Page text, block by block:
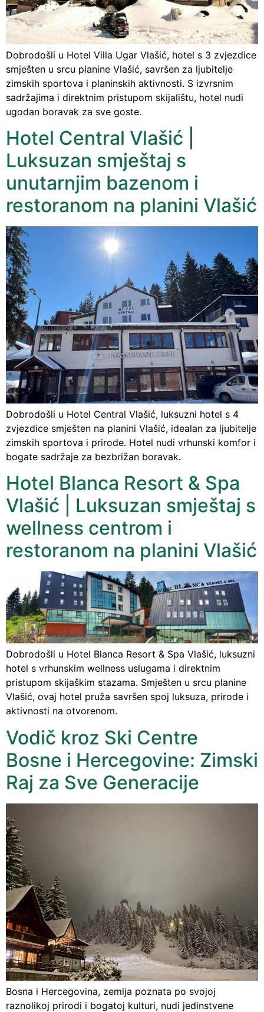
Dobrodošli u Hotel Villa Ugar Vlašić, hotel s 3 zvjezdice
smješten u srcu planine Vlašić, savršen za ljubitelje
zimskih sportova i planinskih aktivnosti. S izvrsnim
sadržajima i direktnim pristupom skijalištu, hotel nudi
ugodan boravak za sve goste.
Hotel Central Vlašić |
Luksuzan smještaj s
unutarnjim bazenom i
restoranom na planini Vlašić
Dobrodošli u Hotel Central Vlašić, luksuzni hotel s 4
zvjezdice smješten na planini Vlašić, idealan za ljubitelje
zimskih sportova i prirode. Hotel nudi vrhunski komfor i
bogate sadržaje za bezbrižan boravak.
Hotel Blanca Resort & Spa
Vlašić | Luksuzan smještaj s
wellness centrom i
restoranom na planini Vlašić
Dobrodošli u Hotel Blanca Resort & Spa Vlašić, luksuzni
hotel s vrhunskim wellness uslugama i direktnim
pristupom skijaškim stazama. Smješten u srcu planine
Vlašić, ovaj hotel pruža savršen spoj luksuza, prirode i
aktivnosti na otvorenom.
Vodič kroz Ski Centre
Bosne i Hercegovine: Zimski
Raj za Sve Generacije
Bosna i Hercegovina, zemlja poznata po svojoj
raznolikoj prirodi i bogatoj kulturi, nudi jedinstvene